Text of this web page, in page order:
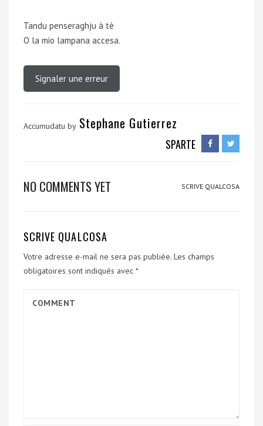
Tandu penseraghju à tè
O la mio lampana accesa.
Signaler une erreur
Accumudatu by Stephane Gutierrez
SPARTE
NO COMMENTS YET SCRIVE QUALCOSA
SCRIVE QUALCOSA
Votre adresse e-mail ne sera pas publiée. Les champs
obligatoires sont indiqués avec *